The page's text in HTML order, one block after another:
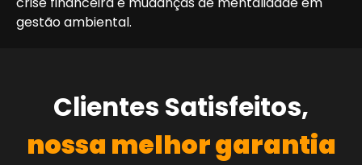
gestão ambiental.
Clientes Satisfeitos,
nossa melhor garantia